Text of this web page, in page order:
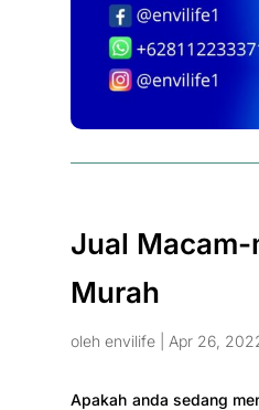
Jual Macam-
Murah
olehenvilife Apr 26,
Apakah anda sedang